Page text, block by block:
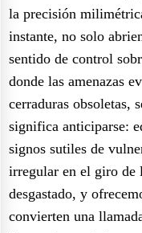
la precisión
instante, no solo
sentido de control
donde las amenazas
cerraduras obsoletas,
significa anticiparse:
signos sutiles de
irregular en el giro de
desgastado, y
convierten una